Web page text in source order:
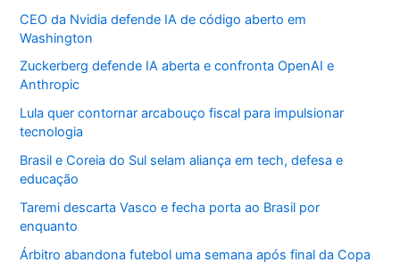
CEO da Nvidia defende IA de código aberto em
Washington
Zuckerberg defende IA aberta e confronta OpenAI e
Anthropic
Lula quer contornar arcabouço fiscal para impulsionar
tecnologia
Brasil e Coreia do Sul selam aliança em tech, defesa e
educação
Taremi descarta Vasco e fecha porta ao Brasil por
enquanto
Árbitro abandona futebol uma semana após final da Copa